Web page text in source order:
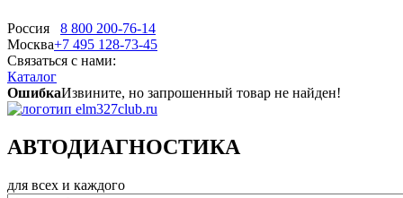
Россия
8 800 200-76-14
Москва+7 495 128-73-45
Связаться с нами:
Каталог
ОшибкаИзвините, но запрошенный товар не найден!
АВТОДИАГНОСТИКА
для всех и каждого